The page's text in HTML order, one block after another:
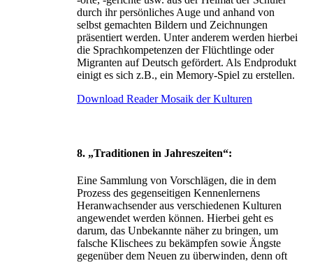
durch ihr persönliches Auge und anhand von
selbst gemachten Bildern und Zeichnungen
präsentiert werden. Unter anderem werden hierbei
die Sprachkompetenzen der Flüchtlinge oder
Migranten auf Deutsch gefördert. Als Endprodukt
einigt es sich z.B., ein Memory-Spiel zu erstellen.
Download Reader Mosaik der Kulturen
8. „Traditionen in Jahreszeiten“:
Eine Sammlung von Vorschlägen, die in dem
Prozess des gegenseitigen Kennenlernens
Heranwachsender aus verschiedenen Kulturen
angewendet werden können. Hierbei geht es
darum, das Unbekannte näher zu bringen, um
falsche Klischees zu bekämpfen sowie Ängste
gegenüber dem Neuen zu überwinden, denn oft